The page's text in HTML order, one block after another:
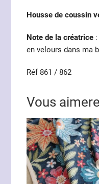
Housse de coussin
Note de la créatrice
en velours dans ma
Réf 861 / 862
Vous